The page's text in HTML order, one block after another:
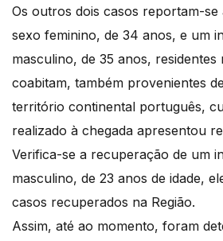
Os outros dois casos reportam-se
sexo feminino, de 34 anos, e um
masculino, de 35 anos, residentes
coabitam, também provenientes
território continental português,
realizado à chegada apresentou
Verifica-se a recuperação de um
masculino, de 23 anos de idade,
casos recuperados na Região.
Assim, até ao momento, foram